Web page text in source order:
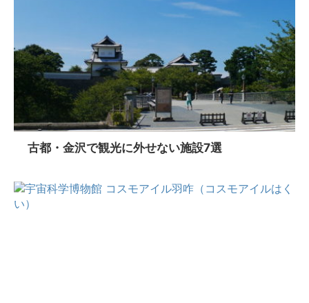
古都・金沢で観光に外せない施設7選